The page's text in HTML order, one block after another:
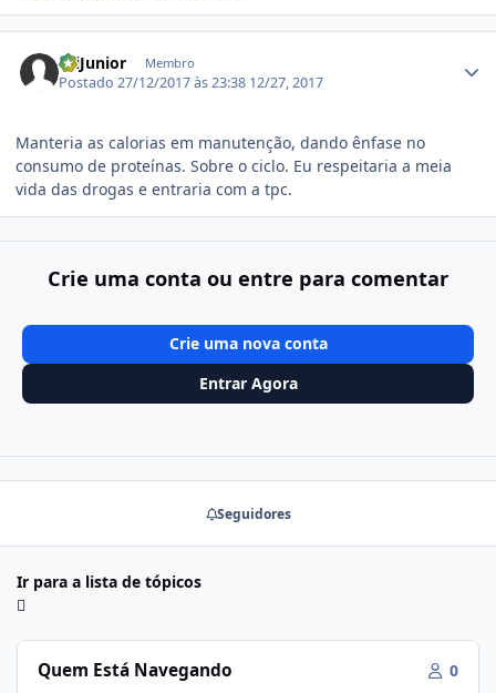
OliJunior Membro
Postado27/12/2017 às 23:38 12/27, 2017
Manteria as calorias em manutenção, dando ênfase no
consumo de proteínas. Sobre o ciclo. Eu respeitaria a meia
vida das drogas e entraria com a tpc.
Crie uma conta ou entre para comentar
Crie uma nova conta
Entrar Agora
Seguidores
Ir para a lista de tópicos
Quem Está Navegando 0